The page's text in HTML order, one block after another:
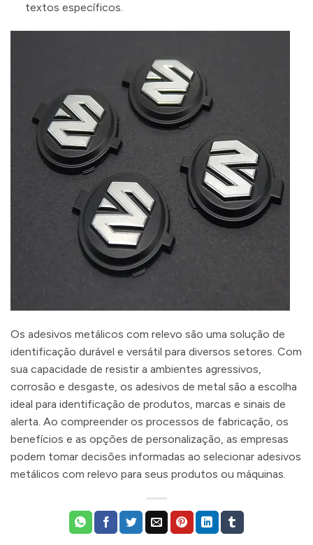
textos específicos.
Os adesivos metálicos com relevo são uma solução de
identificação durável e versátil para diversos setores. Com
sua capacidade de resistir a ambientes agressivos,
corrosão e desgaste, os adesivos de metal são a escolha
ideal para identificação de produtos, marcas e sinais de
alerta. Ao compreender os processos de fabricação, os
benefícios e as opções de personalização, as empresas
podem tomar decisões informadas ao selecionar adesivos
metálicos com relevo para seus produtos ou máquinas.